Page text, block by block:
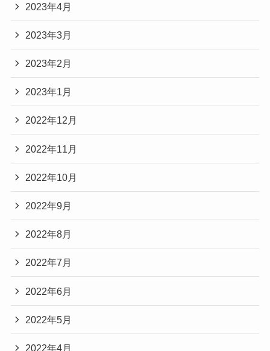
2023年4月
2023年3月
2023年2月
2023年1月
2022年12月
2022年11月
2022年10月
2022年9月
2022年8月
2022年7月
2022年6月
2022年5月
2022年4月